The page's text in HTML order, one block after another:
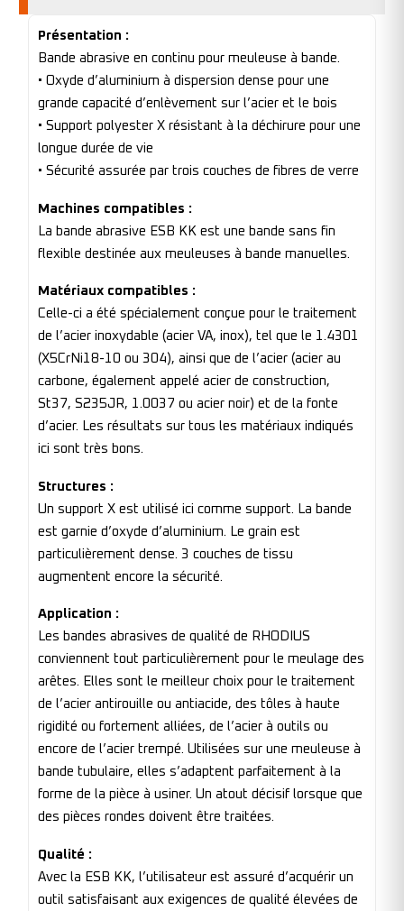
Présentation :
Bande abrasive en continu pour meuleuse à bande.
• Oxyde d’aluminium à dispersion dense pour une
grande capacité d’enlèvement sur l’acier et le bois
• Support polyester X résistant à la déchirure pour une
longue durée de vie
• Sécurité assurée par trois couches de fibres de verre
Machines compatibles :
La bande abrasive ESB KK est une bande sans fin
flexible destinée aux meuleuses à bande manuelles.
Matériaux compatibles :
Celle-ci a été spécialement conçue pour le traitement
de l’acier inoxydable (acier VA, inox), tel que le 1.4301
(X5CrNi18-10 ou 304), ainsi que de l’acier (acier au
carbone, également appelé acier de construction,
St37, S235JR, 1.0037 ou acier noir) et de la fonte
d’acier. Les résultats sur tous les matériaux indiqués
ici sont très bons.
Structures :
Un support X est utilisé ici comme support. La bande
est garnie d’oxyde d’aluminium. Le grain est
particulièrement dense. 3 couches de tissu
augmentent encore la sécurité.
Application :
Les bandes abrasives de qualité de RHODIUS
conviennent tout particulièrement pour le meulage des
arêtes. Elles sont le meilleur choix pour le traitement
de l’acier antirouille ou antiacide, des tôles à haute
rigidité ou fortement alliées, de l’acier à outils ou
encore de l’acier trempé. Utilisées sur une meuleuse à
bande tubulaire, elles s’adaptent parfaitement à la
forme de la pièce à usiner. Un atout décisif lorsque que
des pièces rondes doivent être traitées.
Qualité :
Avec la ESB KK, l’utilisateur est assuré d’acquérir un
outil satisfaisant aux exigences de qualité élevées de